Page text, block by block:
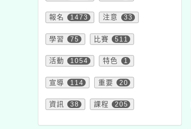
報名 1473 注意 33
學習 75 比賽 511
活動 1054 特色 1
宣導 114 重要 20
資訊 38 課程 205